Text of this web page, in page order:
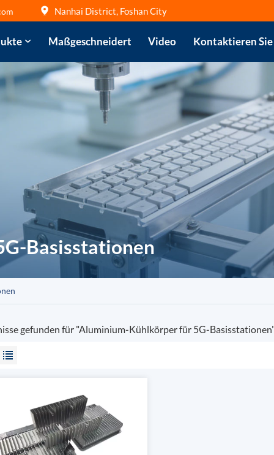
Nanhai District, Foshan City
Maßgeschneidert Video Kontaktieren Sie
Basisstationen
gefunden für "Aluminium-Kühlkörper für 5G-